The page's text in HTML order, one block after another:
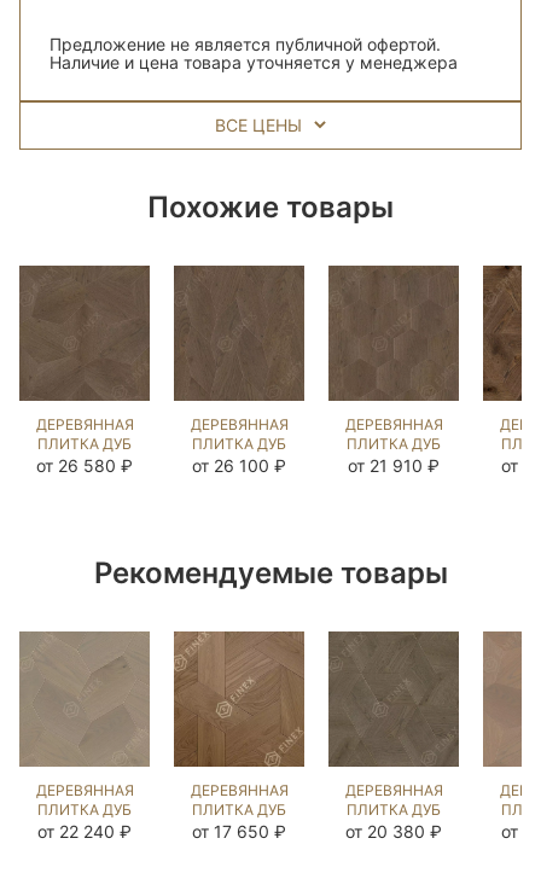
Предложение не является публичной офертой.
Наличие и цена товара уточняется у менеджера
ВСЕ ЦЕНЫ
Похожие товары
ДЕРЕВЯННАЯ
ПЛИТКА ДУБ
ЛИБРОН
от 26 580 ₽
ДЕРЕВЯННАЯ
ПЛИТКА ДУБ
МАГЛИОНЕ
от 26 100 ₽
ДЕРЕВЯННАЯ
ПЛИТКА ДУБ
ЭСАГОНО
от 21 910 ₽ от
Рекомендуемые товары
ДЕРЕВЯННАЯ
ПЛИТКА ДУБ
ЭФФЕТТО
от 22 240 ₽
ДЕРЕВЯННАЯ
ПЛИТКА ДУБ
ТЕССЕРИО
от 17 650 ₽
ДЕРЕВЯННАЯ
ПЛИТКА ДУБ
КУБ
от 20 380 ₽ от